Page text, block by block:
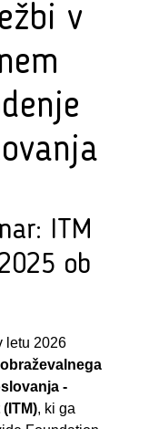
v
ITM
ob
letu 2026
-
, ki ga